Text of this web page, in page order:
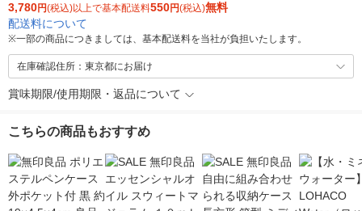
3,780円(税込)以上で基本配送料550円(税込)無料
配送料について
※一部の商品につきましては、基本配送料を当社が負担いたします。
在庫確認住所：東京都にお届け
賞味期限/使用期限・返品について
こちらの商品もおすすめ